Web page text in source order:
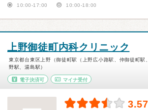
10:00-17:00 10:00-18:00
上野御徒町内科クリニック
東京都台東区上野（御徒町駅（上野広小路駅、仲御徒町駅
野駅、湯島駅）
電子決済可 マイナ受付
3.57